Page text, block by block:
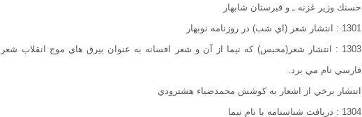
حسنك وزير غزنه ـ و قبرستان شابهار
1301 : انتشار شعر (اي شب) در روزنامه نوبهار
1303 : انتشار شعر(محبس) كه نيما از آن و شعر افسانه به عنوان بيرق هاي موج انقلاب شعر
فارسي نام مي برد.
انتشار برخي از اشعار به كوشش محمدضياء هشترودي
1304 : دريافت شناسنامه با نام نيما